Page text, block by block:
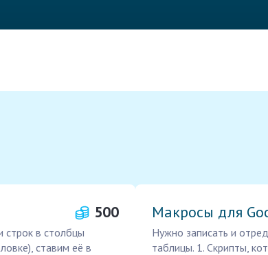
500
строк в столбцы
ставим её в
Макросы для
Нужно записать и
таблицы. 1. Скрипты,